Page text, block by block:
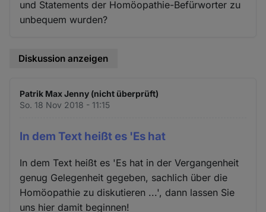
und Statements der Homöopathie-Befürworter zu
unbequem wurden?
Diskussion anzeigen
Patrik Max Jenny (nicht überprüft)
So. 18 Nov 2018 - 11:15
In dem Text heißt es 'Es hat
In dem Text heißt es 'Es hat in der Vergangenheit
genug Gelegenheit gegeben, sachlich über die
Homöopathie zu diskutieren ...', dann lassen Sie
uns hier damit beginnen!